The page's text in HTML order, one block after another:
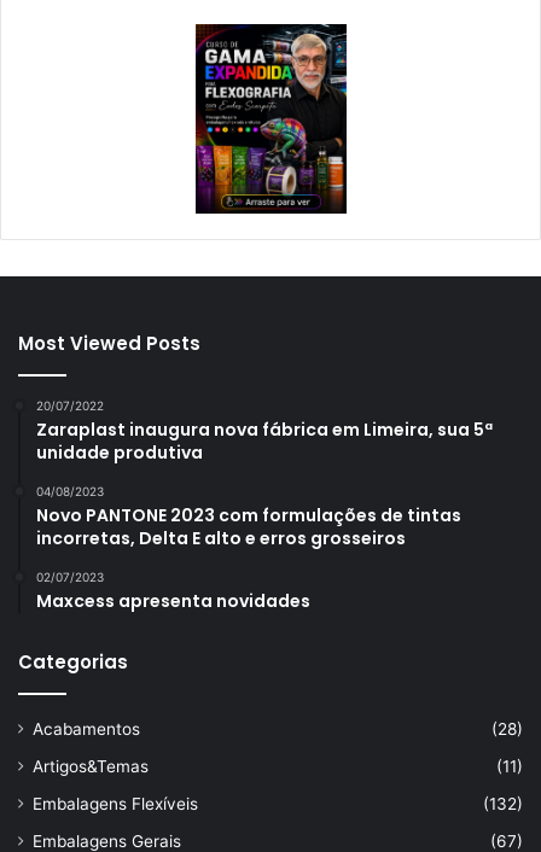
Most Viewed Posts
20/07/2022
Zaraplast inaugura nova fábrica em Limeira, sua 5ª
unidade produtiva
04/08/2023
Novo PANTONE 2023 com formulações de tintas
incorretas, Delta E alto e erros grosseiros
02/07/2023
Maxcess apresenta novidades
Categorias
Acabamentos
(28)
Artigos&Temas
(11)
Embalagens Flexíveis
(132)
Embalagens Gerais
(67)